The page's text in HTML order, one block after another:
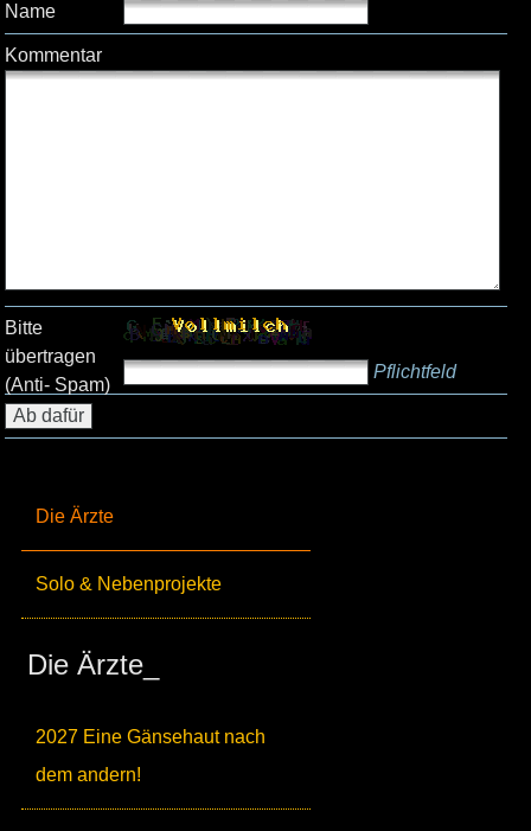
Die Ärzte
Solo & Nebenprojekte
Die Ärzte_
2027 Eine Gänsehaut nach
dem andern!
Name
Kommentar
Bitte
übertragen
(Anti- Spam)
Pflichtfeld